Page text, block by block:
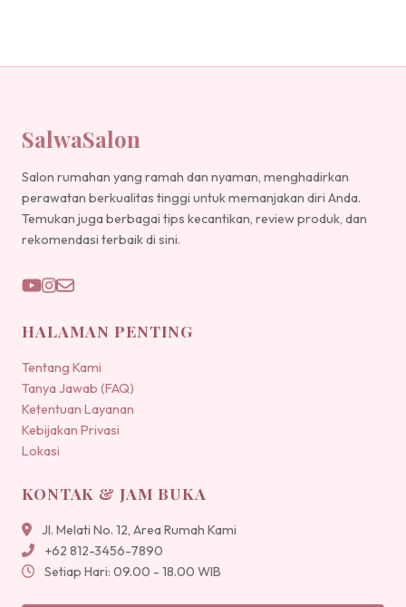
SalwaSalon
Salon rumahan yang ramah dan nyaman, menghadirkan
perawatan berkualitas tinggi untuk memanjakan diri Anda.
Temukan juga berbagai tips kecantikan, review produk, dan
rekomendasi terbaik di sini.
HALAMAN PENTING
Tentang Kami
Tanya Jawab (FAQ)
Ketentuan Layanan
Kebijakan Privasi
Lokasi
KONTAK & JAM BUKA
Jl. Melati No. 12, Area Rumah Kami
+62 812-3456-7890
Setiap Hari: 09.00 - 18.00 WIB